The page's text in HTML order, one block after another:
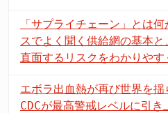
「サプライチェーン」とは
スでよく聞く供給網の基本と
直面するリスクをわかりやす
エボラ出血熱が再び世界を
CDCが最高警戒レベルに引き